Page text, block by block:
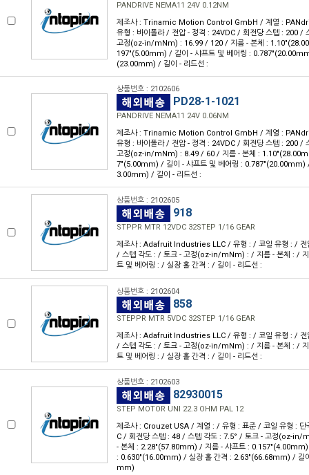
PANDRIVE NEMA11 24V 0.12NM
제조사 : Trinamic Motion Control GmbH / 계열 :
유형 : 바이폴라 / 전압 - 정격 : 24VDC / 회전당 스텝 : 200 /
고정(oz-in/mNm) : 16.99 / 120 / 지름 - 본체 :
197"(5.00mm) / 길이 - 샤프트 및 베어링 :
(23.00mm) / 길이 - 리드선 :
상품번호 : 2102606
PD28-1-1021
PANDRIVE NEMA11 24V 0.06NM
제조사 : Trinamic Motion Control GmbH / 계열 :
유형 : 바이폴라 / 전압 - 정격 : 24VDC / 회전당 스텝 : 200 /
고정(oz-in/mNm) : 8.49 / 60 / 지름 - 본체 :
7"(5.00mm) / 길이 - 샤프트 및 베어링 : 0.787"(20.00mm)
3.00mm) / 길이 - 리드선 :
상품번호 : 2102605
918
STPPR MTR 12VDC 32STEP 1/16 GEAR
제조사 : Adafruit Industries LLC / 유형 : / 코일 유형 : / 전
/ 스텝 각도 : / 토크 - 고정(oz-in/mNm) : / 지름 - 본체 : / 지
트 및 베어링 : / 실장 홀 간격 : / 길이 - 리드선 :
상품번호 : 2102604
858
STEPPR MTR 5VDC 32STEP 1/16 GEAR
제조사 : Adafruit Industries LLC / 유형 : / 코일 유형 : / 전
/ 스텝 각도 : / 토크 - 고정(oz-in/mNm) : / 지름 - 본체 : / 지
트 및 베어링 : / 실장 홀 간격 : / 길이 - 리드선 :
상품번호 : 2102603
82930015
STEP MOTOR UNI 22.3 OHM PAL 12
제조사 : Crouzet USA / 계열 : / 유형 : 표준 / 코일 유형 : 단
C / 회전당 스텝 : 48 / 스텝 각도 : 7.5° / 토크 - 고정(oz-
- 본체 : 2.28"(57.80mm) / 지름 - 샤프트 : 0.157"(4.00mm)
: 0.630"(16.00mm) / 실장 홀 간격 : 2.63"(66.68mm) / 길
mm)